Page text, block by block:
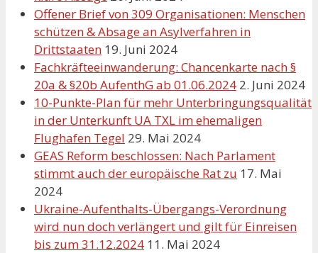
Offener Brief von 309 Organisationen: Menschen
schützen & Absage an Asylverfahren in
Drittstaaten 19. Juni 2024
Fachkräfteeinwanderung: Chancenkarte nach §
20a & §20b AufenthG ab 01.06.2024 2. Juni 2024
10-Punkte-Plan für mehr Unterbringungsqualität
in der Unterkunft UA TXL im ehemaligen
Flughafen Tegel 29. Mai 2024
GEAS Reform beschlossen: Nach Parlament
stimmt auch der europäische Rat zu 17. Mai
2024
Ukraine-Aufenthalts-Übergangs-Verordnung
wird nun doch verlängert und gilt für Einreisen
bis zum 31.12.2024 11. Mai 2024